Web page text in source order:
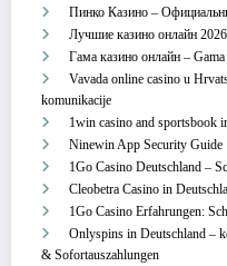
Пинко Казино –
Лучшие казино онлайн
Гама казино онлайн –
Vavada online casino u
komunikacije
1win casino and sportsbook
Ninewin App Security Guide
1Go Casino Deutschland –
Cleobetra Casino in
1Go Casino Erfahrungen:
Onlyspins in Deutschland –
& Sofortauszahlungen